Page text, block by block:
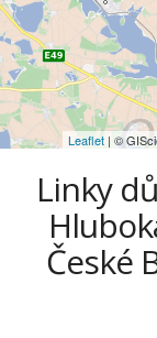
Leaflet | ©
Linky
České